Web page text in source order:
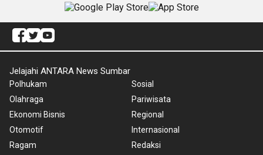
Jelajahi ANTARA News Sumbar
Polhukam
Olahraga
Ekonomi Bisnis
Otomotif
Ragam
Sosial
Pariwisata
Regional
Internasional
Redaksi